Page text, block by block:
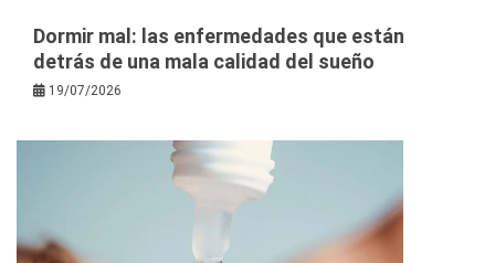
Dormir mal: las enfermedades que están
detrás de una mala calidad del sueño
19/07/2026